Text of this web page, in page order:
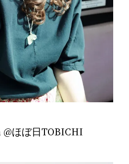
ほぼ日TOBICHI